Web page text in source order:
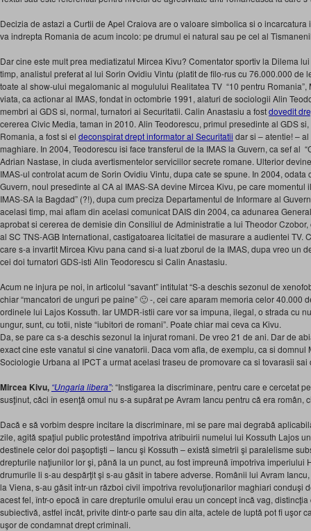
Decizia de astazi a Curtii de Apel Craiova are o valoare simbolica si o
va indrepta Romania de acum incolo: pe drumul ei natural sau pe cel al
Dar cine este mult prea mediatizatul Mircea Kivu? Comentator sportiv la Dilema
timp, analistul preferat al lui Sorin Ovidiu Vintu (platit de filo-rus cu 76.000.000 de
toate al show-ului megalomanic al mogulului Realitatea TV “10 pentru Romania”,
viata, ca actionar al IMAS, fondat in octombrie 1991, alaturi de sociologii Alin
membri ai GDS si, normal, turnatori ai Securitatii. Calin Anastasiu a fostdovedit
cererea Civic Media, taman in 2010. Alin Teodorescu, primul presedinte al GDS
Romania, a fost si el deconspirat drept informator al Securitatii dar si – atentie! –
maghiare. In 2004, Teodorescu isi face transferul de la IMAS la Guvern, ca sef al
Adrian Nastase, in ciuda avertismentelor serviciilor secrete romane. Ulterior
IMAS-ul controlat acum de Sorin Ovidiu Vintu, dupa cate se spune. In 2004,
Guvern, noul presedinte al CA al IMAS-SA devine Mircea Kivu, pe care momentul
IMAS-SA la Bagdad” (?!), dupa cum preciza Departamentul de Informare al
acelasi timp, mai aflam din acelasi comunicat DAIS din 2004, ca adunarea
aprobat si cererea de demisie din Consiliul de Administratie a lui Theodor
al SC TNS-AGB International, castigatoarea licitatiei de masurare a audientei TV.
care s-a invartit Mircea Kivu pana cand si-a luat zborul de la IMAS, dupa vreo un
cei doi turnatori GDS-isti Alin Teodorescu si Calin Anastasiu.
Acum ne injura pe noi, in articolul “savant” intitulat “S-a deschis sezonul de
chiar “mancatori de unguri pe paine” 🙂 -, cei care aparam memoria celor 40.000
ordinele lui Lajos Kossuth. Iar UMDR-istii care vor sa impuna, ilegal, o strada cu
ungur, sunt, cu totii, niste “iubitori de romani”. Poate chiar mai ceva ca Kivu.
Da, se pare ca s-a deschis sezonul la injurat romani. De vreo 21 de ani. Dar de
exact cine este vanatul si cine vanatorii. Daca vom afla, de exemplu, ca si
Sociologie Urbana al IPCT a urmat acelasi traseu de promovare ca si tovarasii sai
Mircea Kivu, “Ungaria libera”: “Instigarea la discriminare, pentru care e cercetat
susţinut, cǎci în esenţǎ omul nu s-a supǎrat pe Avram Iancu pentru cǎ era român,
Dacǎ e sǎ vorbim despre incitare la discriminare, mi se pare mai degrabǎ
zile, agitǎ spaţiul public protestând împotriva atribuirii numelui lui Kossuth Lajos
destinele celor doi paşoptişti – Iancu şi Kossuth – existǎ simetrii şi paralelisme
drepturile naţiunilor lor şi, pânǎ la un punct, au fost împreunǎ împotriva imperiului
drumurile li s-au despǎrţit şi s-au gǎsit în tabere adverse. Românii lui Avram
la Viena, s-au gǎsit într-un rǎzboi civil împotriva revoluţionarilor maghiari conduşi
acest fel, într-o epocǎ în care drepturile omului erau un concept încǎ vag,
subiectivǎ, astfel încât, privite dintr-o parte sau din alta, actele de luptǎ pot fi uşor
uşor de condamnat drept criminali.